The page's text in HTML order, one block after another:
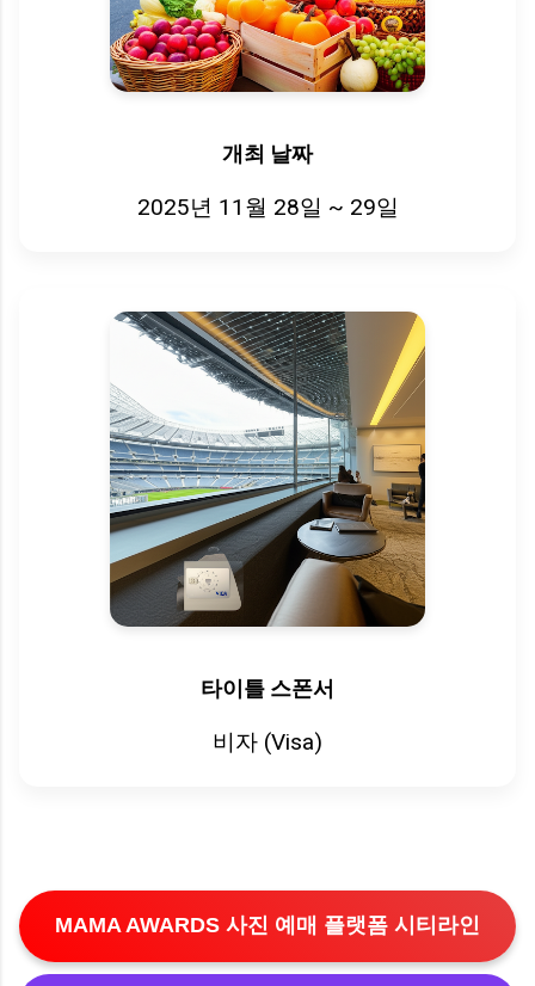
개최 날짜
2025년 11월 28일 ~ 29일
타이틀 스폰서
비자 (Visa)
MAMA AWARDS 사진 예매 플랫폼 시티라인